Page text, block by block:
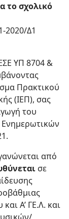
το σχολικό
2020/Δ1
ΥΠ 8704 &
Πρακτικού
(ΙΕΠ), σας
του
από
σε
Α’ ΓΕ.Λ. και